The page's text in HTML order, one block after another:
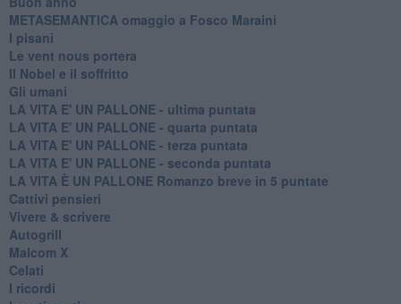
METASEMANTICA omaggio a Fosco Maraini
I pisani
Le vent nous portera
Il Nobel e il soffritto
Gli umani
LA VITA E' UN PALLONE - ultima puntata
LA VITA E' UN PALLONE - quarta puntata
LA VITA E' UN PALLONE - terza puntata
LA VITA E' UN PALLONE - seconda puntata
LA VITA È UN PALLONE Romanzo breve in 5 puntate
Cattivi pensieri
Vivere & scrivere
Autogrill
Malcom X
Celati
I ricordi